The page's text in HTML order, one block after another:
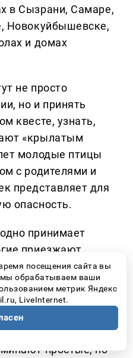
в Сызрани, Самаре,
Новокуйбышевске,
и домах
не просто
но и принять
квесте, узнать,
«крылатым
молодые птицы
с родителями и
представляет для
опасность.
принимает
приезжают
горами и
даже не
могут находиться
птиц. Именно
простые, но
посещения сайта вы
мы обрабатываем ваши
метрик Яндекс
LiveInternet.